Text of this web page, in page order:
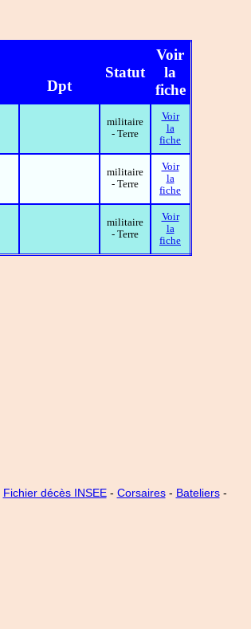
Statut
Voir
la
fiche
Dpt
militaire
- Terre
Voir
la
fiche
militaire
- Terre
Voir
la
fiche
militaire
- Terre
Voir
la
fiche
Fichier décès INSEE- Corsaires- Bateliers-